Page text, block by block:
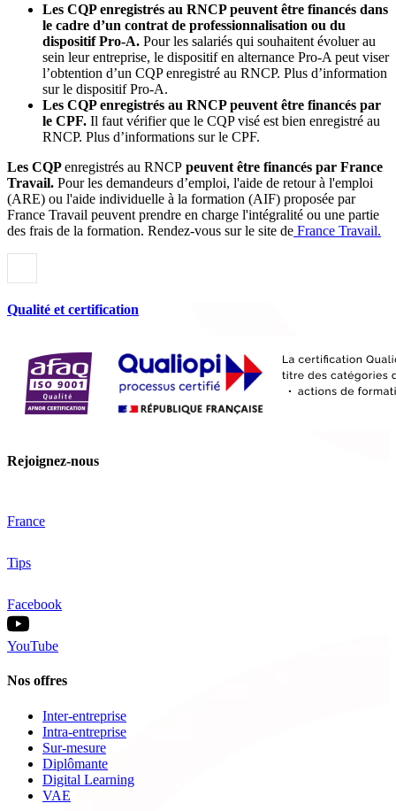
Les CQP enregistrés au RNCP peuvent être financés dans
le cadre d’un contrat de professionnalisation ou du
dispositif Pro-A. Pour les salariés qui souhaitent évoluer au
sein leur entreprise, le dispositif en alternance Pro-A peut viser
l’obtention d’un CQP enregistré au RNCP. Plus d’information
sur le dispositif Pro-A.
Les CQP enregistrés au RNCP peuvent être financés par
le CPF. Il faut vérifier que le CQP visé est bien enregistré au
RNCP. Plus d’informations sur le CPF.
Les CQPenregistrés au RNCP peuvent être financés par France
Travail. Pour les demandeurs d’emploi, l'aide de retour à l'emploi
(ARE) ou l'aide individuelle à la formation (AIF) proposée par
France Travail peuvent prendre en charge l'intégralité ou une partie
des frais de la formation. Rendez-vous sur le site de France Travail.
Qualité et certification
Rejoignez-nous
France
Tips
Facebook
YouTube
Nos offres
Inter-entreprise
Intra-entreprise
Sur-mesure
Diplômante
Digital Learning
VAE